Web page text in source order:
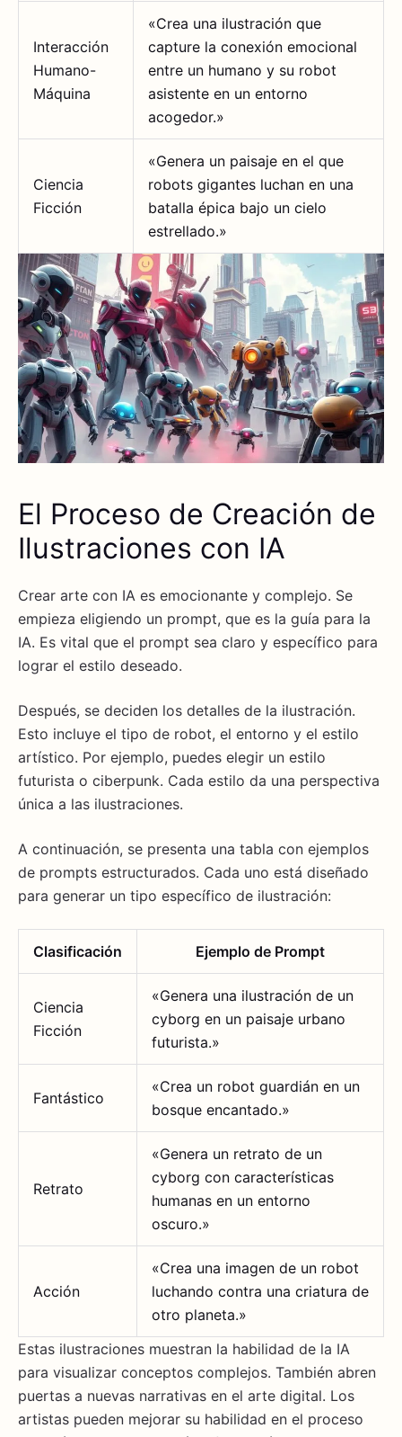
Interacción
Humano-
Máquina
«Crea una ilustración que
capture la conexión emocional
entre un humano y su robot
asistente en un entorno
acogedor.»
Ciencia
Ficción
«Genera un paisaje en el que
robots gigantes luchan en una
batalla épica bajo un cielo
estrellado.»
El Proceso de Creación de
Ilustraciones con IA
Crear arte con IA es emocionante y complejo. Se
empieza eligiendo un prompt, que es la guía para la
IA. Es vital que el prompt sea claro y específico para
lograr el estilo deseado.
Después, se deciden los detalles de la ilustración.
Esto incluye el tipo de robot, el entorno y el estilo
artístico. Por ejemplo, puedes elegir un estilo
futurista o ciberpunk. Cada estilo da una perspectiva
única a las ilustraciones.
A continuación, se presenta una tabla con ejemplos
de prompts estructurados. Cada uno está diseñado
para generar un tipo específico de ilustración:
Clasificación Ejemplo de Prompt
Ciencia
Ficción
«Genera una ilustración de un
cyborg en un paisaje urbano
futurista.»
Fantástico
«Crea un robot guardián en un
bosque encantado.»
Retrato
«Genera un retrato de un
cyborg con características
humanas en un entorno
oscuro.»
Acción
«Crea una imagen de un robot
luchando contra una criatura de
otro planeta.»
Estas ilustraciones muestran la habilidad de la IA
para visualizar conceptos complejos. También abren
puertas a nuevas narrativas en el arte digital. Los
artistas pueden mejorar su habilidad en el proceso